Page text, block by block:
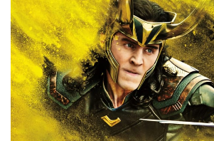
Filmy
Seriály
Hry
Cool Esport